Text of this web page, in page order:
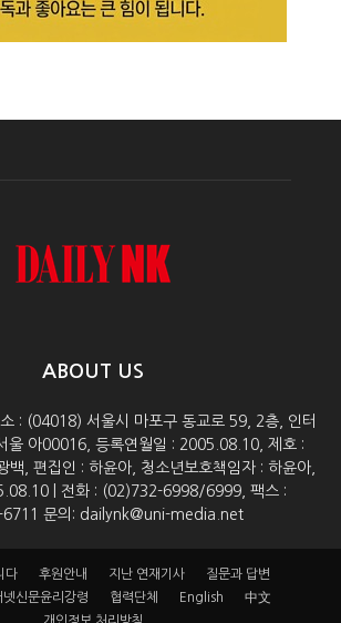
ABOUT US
: (04018) 서울시 마포구 동교로 59, 2층, 인터
울 아00016, 등록연월일 : 2005.08.10, 제호 :
백, 편집인 : 하윤아, 청소년보호책임자 : 하윤아,
| 전화 : (02)732-6998/6999, 팩스 :
6711 문의: dailynk@uni-media.net
다 후원안내 지난 연재기사
질문과 답변
넷신문윤리강령 협력단체 English
中文